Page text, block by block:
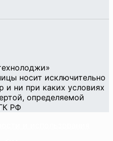
носит исключительно
и ни при каких условиях
определяемой
РФ